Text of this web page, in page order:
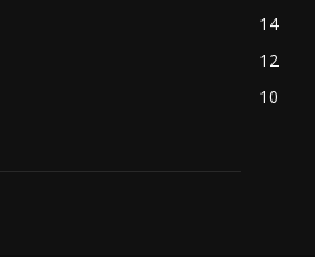
14
12
10